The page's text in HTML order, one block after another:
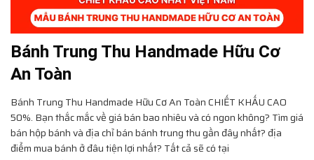
Bánh Trung Thu Handmade Hữu Cơ
An Toàn
Bánh Trung Thu Handmade Hữu Cơ An ToànCHIẾT KHẤU CAO
50%. Bạn thắc mắc về giá bán bao nhiêu và có ngon không? Tìm giá
bán hộp bánh và địa chỉ bán bánh trung thu gần đây nhất? địa
điểm mua bánh ở đâu tiện lợi nhất? Tất cả sẽ có tại